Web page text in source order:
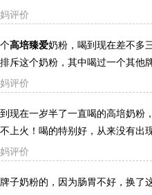
评价
高培臻爱奶粉，喝到现在差不多
斥这个奶粉，其中喝过一个其他
评价
现在一岁半了一直喝的高培奶粉
上火！喝的特别好，从来没有出
评价
子奶粉的，因为肠胃不好，换了